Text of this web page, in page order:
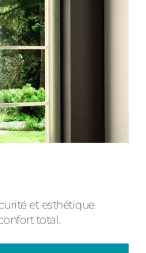
et esthétique.
total.